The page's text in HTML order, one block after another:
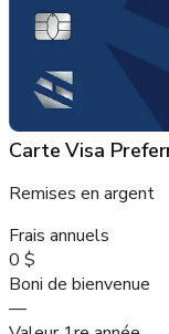
Carte Visa
Remises en argent
Frais annuels
0 $
Boni de bienvenue
—